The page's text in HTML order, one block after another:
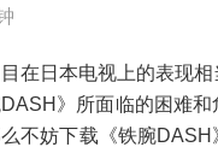
在日本电视上的表现
》所面临的困难
不妨下载《铁腕